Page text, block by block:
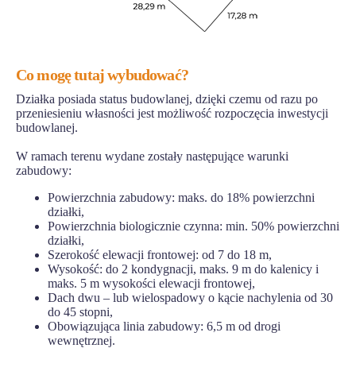
Co mogę tutaj wybudować?
Działka posiada status budowlanej, dzięki czemu od razu po
przeniesieniu własności jest możliwość rozpoczęcia inwestycji
budowlanej.
W ramach terenu wydane zostały następujące warunki
zabudowy:
Powierzchnia zabudowy: maks. do 18% powierzchni
działki,
Powierzchnia biologicznie czynna: min. 50% powierzchni
działki,
Szerokość elewacji frontowej: od 7 do 18 m,
Wysokość: do 2 kondygnacji, maks. 9 m do kalenicy i
maks. 5 m wysokości elewacji frontowej,
Dach dwu – lub wielospadowy o kącie nachylenia od 30
do 45 stopni,
Obowiązująca linia zabudowy: 6,5 m od drogi
wewnętrznej.